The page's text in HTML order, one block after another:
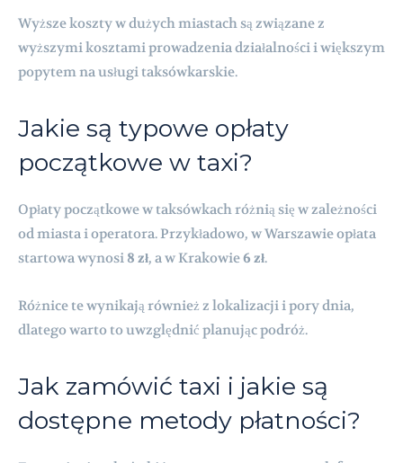
Wyższe koszty w dużych miastach są związane z
wyższymi kosztami prowadzenia działalności i większym
popytem na usługi taksówkarskie.
Jakie są typowe opłaty
początkowe w taxi?
Opłaty początkowe w taksówkach różnią się w zależności
od miasta i operatora. Przykładowo, w Warszawie opłata
startowa wynosi 8 zł, a w Krakowie6 zł.
Różnice te wynikają również z lokalizacji i pory dnia,
dlatego warto to uwzględnić planując podróż.
Jak zamówić taxi i jakie są
dostępne metody płatności?